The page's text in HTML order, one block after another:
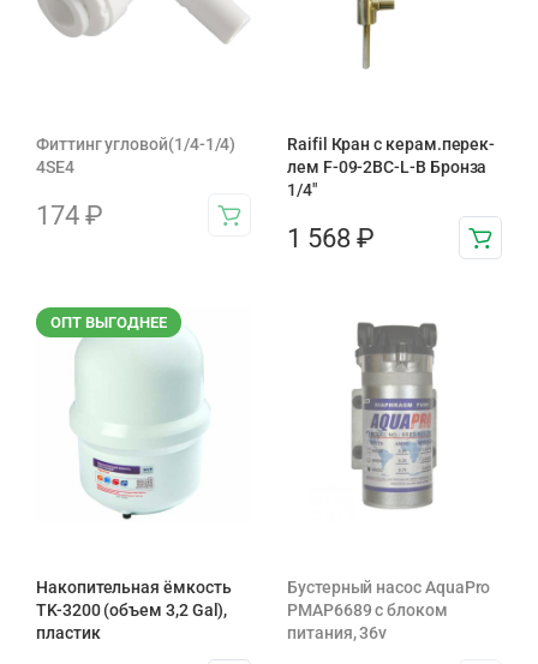
Фиттинг угловой(1/4-1/4)
4SE4
174 ₽
Raifil Кран с керам.перек-
лем F-09-2BC-L-B Бронза
1/4″
1 568 ₽
ОПТ ВЫГОДНЕЕ
Накопительная ёмкость
TK-3200 (объем 3,2 Gal),
пластик
Бустерный насос AquaPro
PMAP6689 с блоком
питания, 36v